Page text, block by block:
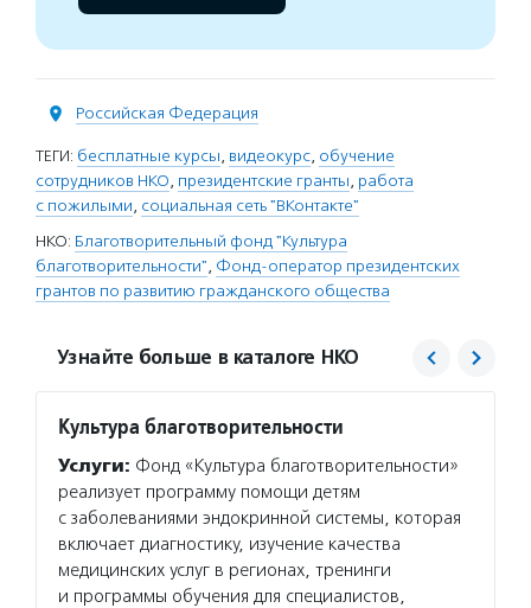
Российская Федерация
ТЕГИ: бесплатные курсы, видеокурс, обучение
сотрудников НКО, президентские гранты, работа
с пожилыми, социальная сеть "ВКонтакте"
НКО: Благотворительный фонд "Культура
благотворительности", Фонд-оператор президентских
грантов по развитию гражданского общества
Узнайте больше в каталоге НКО
Культура благотворительности
Услуги: Фонд «Культура благотворительности»
реализует программу помощи детям
с заболеваниями эндокринной системы, которая
включает диагностику, изучение качества
медицинских услуг в регионах, тренинги
и программы обучения для специалистов,